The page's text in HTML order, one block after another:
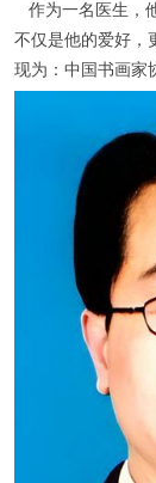
作为一名医生，
不仅是他的爱好，
现为：中国书画家